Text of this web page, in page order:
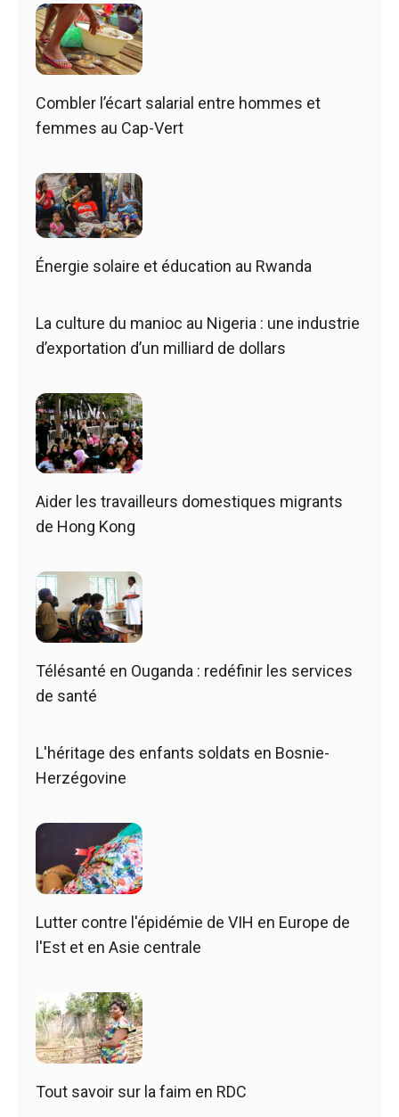
Combler l’écart salarial entre hommes et
femmes au Cap-Vert
Énergie solaire et éducation au Rwanda
La culture du manioc au Nigeria : une industrie
d’exportation d’un milliard de dollars
Aider les travailleurs domestiques migrants
de Hong Kong
Télésanté en Ouganda : redéfinir les services
de santé
L'héritage des enfants soldats en Bosnie-
Herzégovine
Lutter contre l'épidémie de VIH en Europe de
l'Est et en Asie centrale
Tout savoir sur la faim en RDC